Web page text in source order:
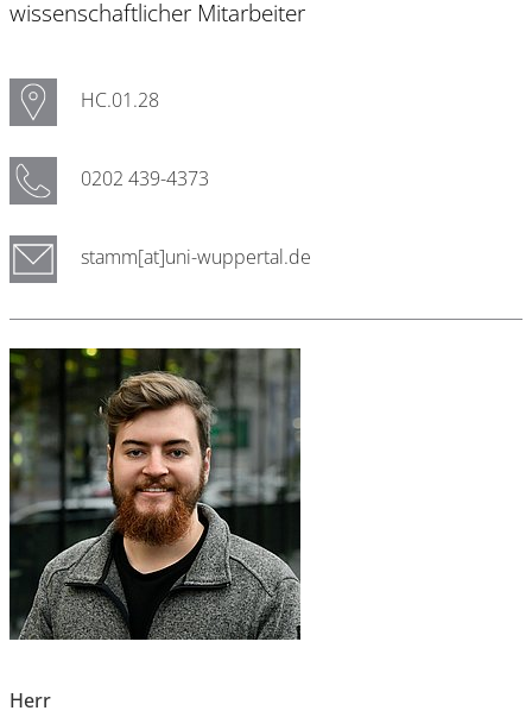
wissenschaftlicher Mitarbeiter
HC.01.28
0202 439-4373
stamm[at]uni-wuppertal.de
Herr